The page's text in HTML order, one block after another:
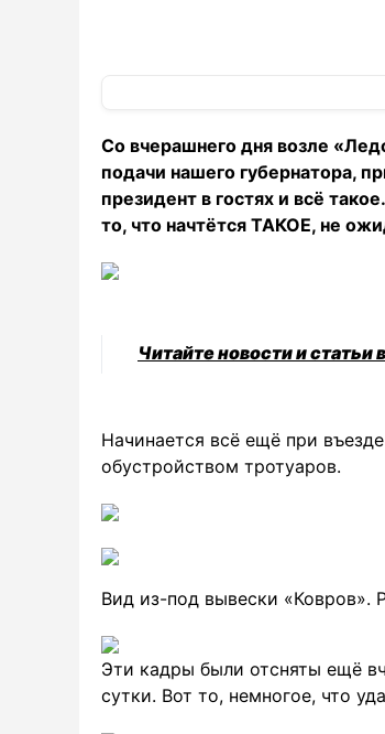
Со вчерашнего дня возле
подачи нашего губернатора,
президент в гостях и всё
то, что начтётся ТАКОЕ, не
Читайте новости и
Начинается всё ещё при
обустройством тротуаров.
Вид из-под вывески «Ковров».
Эти кадры были отсняты ещё
сутки. Вот то, немногое, что